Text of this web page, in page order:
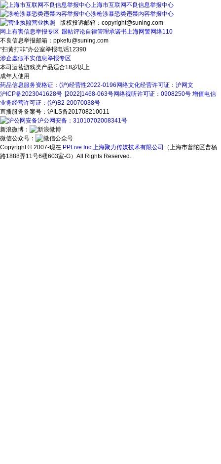
上海市互联网不良信息举报中心
涉枪涉暴恐类违禁内容举报中心
营业执照
版权投诉邮箱：copyright@suning.com
跟帖评论自律管理承诺书
网上有害信息举报专区
上海网警网络110
不良信息举报邮箱：ppkefu@suning.com
“扫黄打非”办公室举报电话12390
涉企虚假不实信息举报专区
本司运营游戏类产品适合18岁以上
成年人使用
药品信息服务资格证：(沪)经营性2022-0196 网络文化经营许可证：沪网文
[2022]1468-063号
沪ICP备2023041628号 网络视听许可证：0908250号 增值电信
业务经营许可证：(沪)B2-20070038号
直播服务备案号：沪ILS备201708210011
沪公网安备：31010702008341号
新浪微博：
微信公众号：
Copyright © 2007-现在 PPLive Inc.上海聚力传媒技术有限公司
（上海市普陀区曹杨
路1888弄11号6楼603室-G）All Rights Reserved.